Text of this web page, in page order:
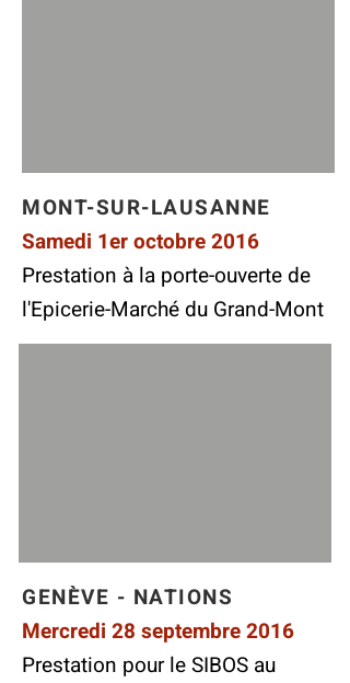
MONT-SUR-LAUSANNE
Samedi 1er octobre 2016
Prestation à la porte-ouverte de
l'Epicerie-Marché du Grand-Mont
GENÈVE - NATIONS
Mercredi 28 septembre 2016
Prestation pour le SIBOS au